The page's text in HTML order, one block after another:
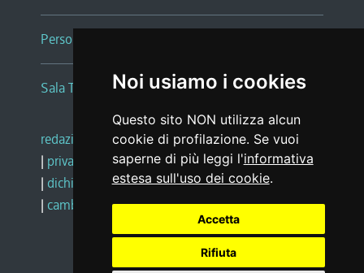
Noi usiamo i cookies
Questo sito NON utilizza alcun
cookie di profilazione. Se vuoi
saperne di più leggi l'informativa
estesa sull'uso dei cookie.
Accetta
Rifiuta
Persone e Uffici
Sala Tiziano Tessitori
redazione web |note legali |glossario
| privacy
social media policy
| dichiarazione di accessibilità |feedback
| cambio preferenze cookie
Realizzato da